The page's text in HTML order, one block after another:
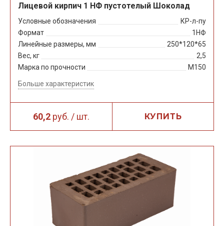
60,2 руб. / шт. КУПИТЬ
Лицевой кирпич 1 НФ пустотелый Шоколад
Условные обозначения
КР-л-пу
Формат
1НФ
Линейные размеры, мм
250*120*65
Вес, кг
2,5
Марка по прочности
М150
Больше характеристик